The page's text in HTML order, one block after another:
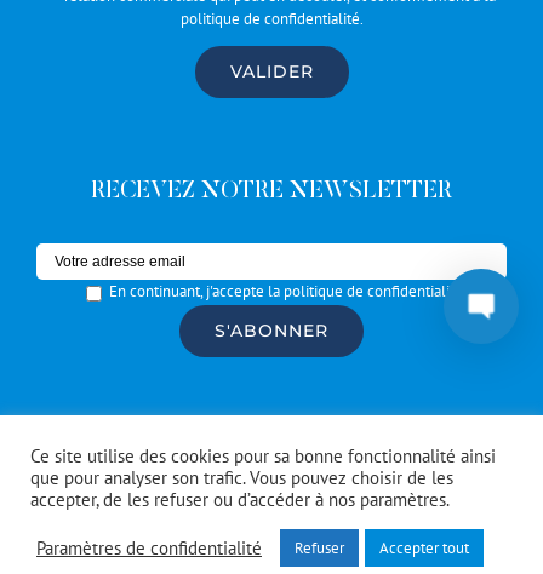
politique de confidentialité.
RECEVEZ NOTRE NEWSLETTER
En continuant, j'accepte la politique de confidentialité
communication CDKIT
InstagramSpotify
Ce site utilise des cookies pour sa bonne fonctionnalité ainsi
que pour analyser son trafic. Vous pouvez choisir de les
accepter, de les refuser ou d’accéder à nos paramètres.
Paramètres de confidentialité Refuser Accepter tout